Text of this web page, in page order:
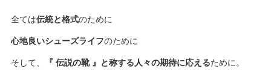
全ては伝統と格式のために
心地良いシューズライフのために
そして、 『 伝説の靴 』と称する人々の期待に応えるために。